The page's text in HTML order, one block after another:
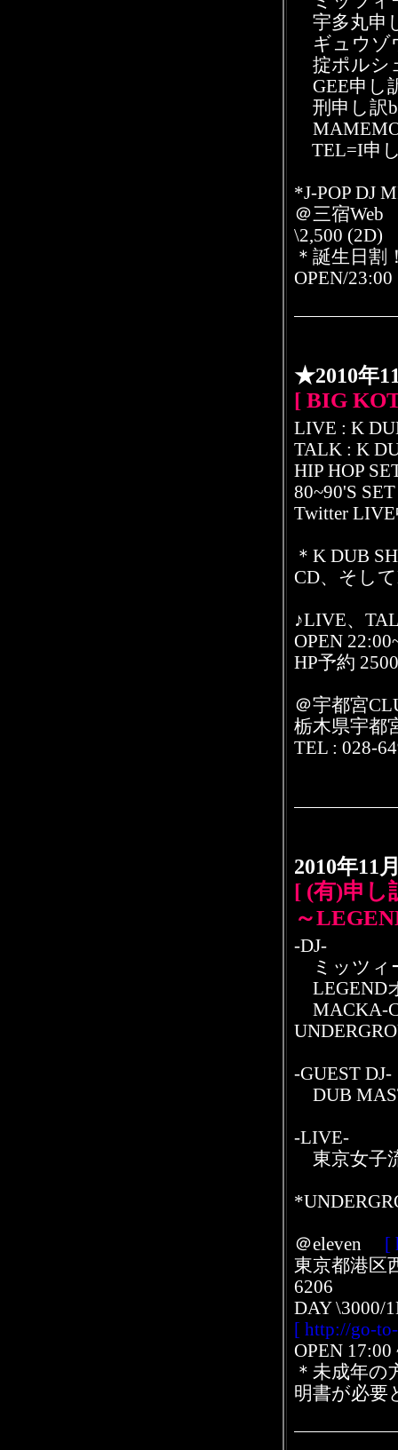
宇多丸申
ギュウゾ
掟ポルシ
GEE申し
刑申し訳
TEL=I申
*J-POP DJ
＠三宿
\2,500 (2D)
＊誕生日割
OPEN/23:00
★2010年
[ BIG
LIVE : K
TALK : K
HIP HOP
80~90'S
Twitter LIVE
＊K DUB
CD、そし
♪LIVE、
OPEN
HP予約
＠宇都宮
栃木県宇都
TEL : 028-
2010年11
[ (有)申し
～
-DJ-
ミッツィ
LEGEND
MACKA-
-GUEST DJ-
DUB
-LIVE-
東京女
＠eleven
[
東京都港区
6206
DAY \3000/
[ http://go-
OPEN 17:00
＊未成年
明書が必要